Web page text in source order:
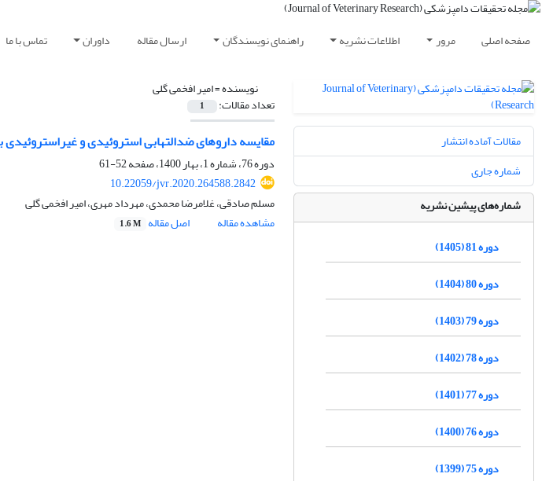
صفحه اصلی مرور اطلاعات نشریه راهنمای نویسندگان ارسال مقاله داوران تماس با ما
نویسنده =امیر افخمی گلی
تعداد مقالات: 1
مقایسه دارو‌های ضدالتهابی استروئیدی و
دوره 76، شماره 1، بهار 1400، صفحه
52-61
10.22059/jvr.2020.264588.2842
مسلم صادقی، غلامرضا محمدی، مهرداد مهری، امیر افخمی گلی
مشاهده مقاله
اصل مقاله 1.6 M
مقالات آماده انتشار
شماره جاری
شماره‌های پیشین نشریه
دوره 81 (1405)
دوره 80 (1404)
دوره 79 (1403)
دوره 78 (1402)
دوره 77 (1401)
دوره 76 (1400)
دوره 75 (1399)